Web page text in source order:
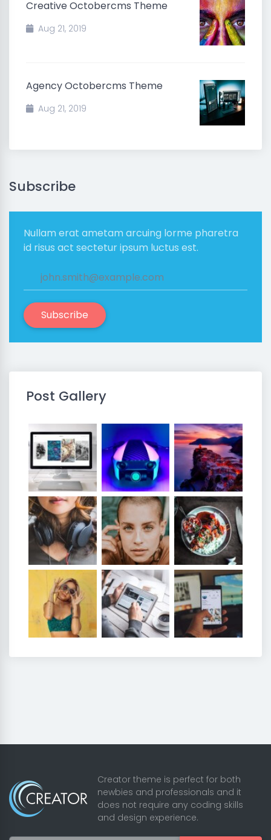
Creative Octobercms Theme
Aug 21, 2019
Agency Octobercms Theme
Aug 21, 2019
Subscribe
Nullam erat ametam arcuing lorme pharetra
id risus act sectetur ipsum luctus est.
Subscribe
Post Gallery
Creator theme is perfect for both
newbies and professionals and it
does not require any coding skills
and design experience.